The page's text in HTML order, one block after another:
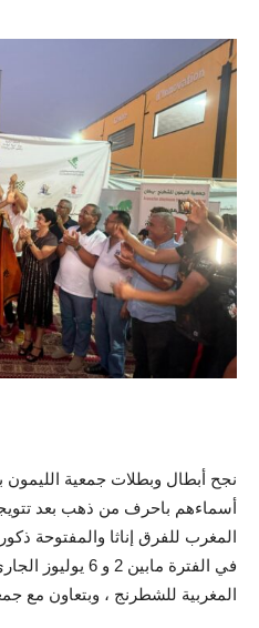
نجح أبطال وبطلات جمعية الليمون
أسماءهم باحرف من ذهب بعد
المغرب للفرق إناثا والمفتوحة
في الفترة مابين
المغربية للشطرنج ، وبتعاون مع